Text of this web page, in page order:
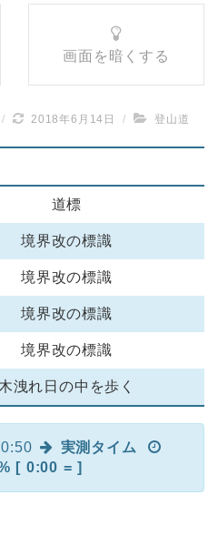
画面を暗くする
/ 2018年6月14日 / 登山道
道標
境界改の標識
境界改の標識
境界改の標識
境界改の標識
木洩れ日の中を歩く
0:50
実測タイム
[ 0:00 = ]